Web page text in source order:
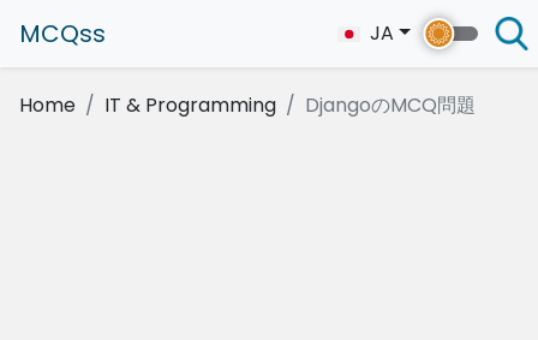
MCQss JA
Home IT & Programming DjangoのMCQ問題